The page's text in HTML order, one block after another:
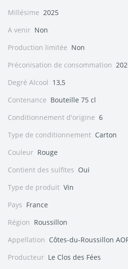
Millésime 2025
A venir Non
Production limitée Non
Préconisation de consommation
Degré Alcool 13,5
Contenance Bouteille 75 cl
Conditionnement d'origine 6
Type de conditionnement Carton
Couleur Rouge
Contient des sulfites Oui
Type de produit Vin
Pays France
Région Roussillon
Appellation Côtes-du-Roussillon
Producteur Le Clos des Fées